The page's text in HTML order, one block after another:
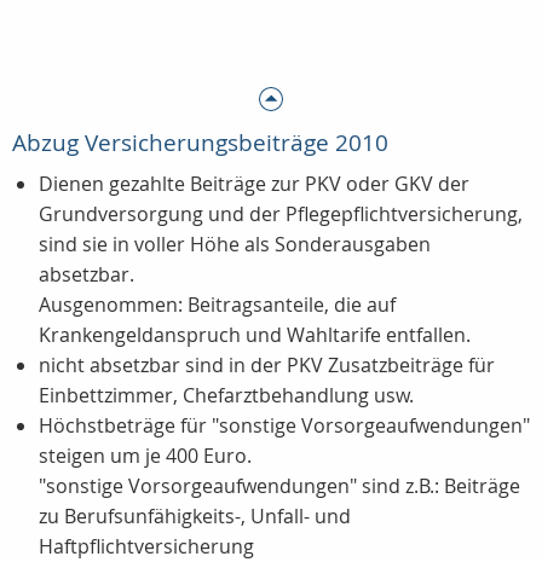
Abzug Versicherungsbeiträge 2010
Dienen gezahlte Beiträge zur PKV oder GKV der
Grundversorgung und der Pflegepflichtversicherung,
sind sie in voller Höhe als Sonderausgaben
absetzbar.
Ausgenommen: Beitragsanteile, die auf
Krankengeldanspruch und Wahltarife entfallen.
nicht absetzbar sind in der PKV Zusatzbeiträge für
Einbettzimmer, Chefarztbehandlung usw.
Höchstbeträge für "sonstige Vorsorgeaufwendungen"
steigen um je 400 Euro.
"sonstige Vorsorgeaufwendungen" sind z.B.: Beiträge
zu Berufsunfähigkeits-, Unfall- und
Haftpflichtversicherung